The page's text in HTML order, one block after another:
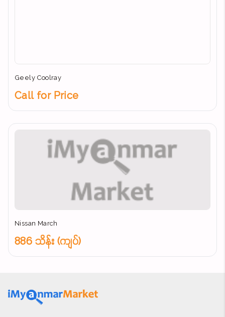
Geely Coolray
Call for Price
Nissan March
886 သိန်း (ကျပ်)